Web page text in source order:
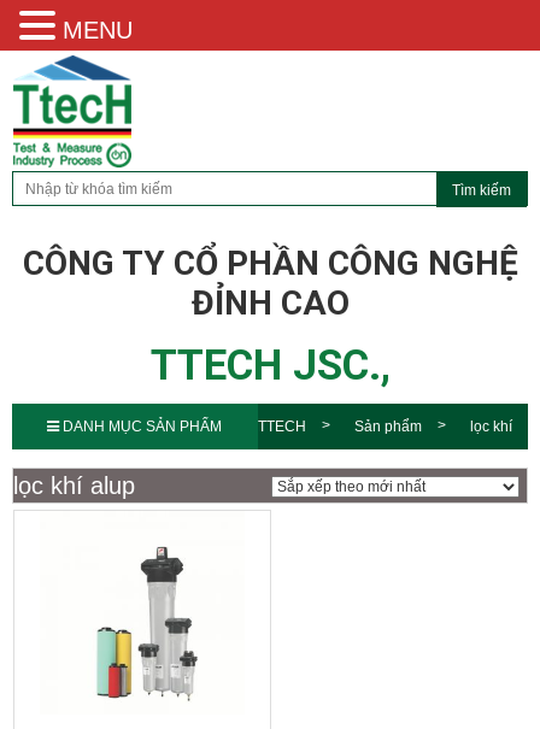
CÔNG TY CỔ PHẦN CÔNG NGHỆ
ĐỈNH CAO
TTECH JSC.,
DANH MỤC SẢN PHẨM TTECH Sản phẩm lọc khí
alup
lọc khí alup
MENU